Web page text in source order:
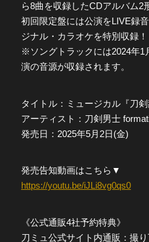
ディスコグラ
ら8曲を収録したCDアルバム2
初回限定盤には公演をLIVE録
ジナル・カラオケを特別収録！
※ソングトラックには2024年1
演の音源が収録されます。
タイトル：ミュージカル『刀
アーティスト：刀剣男士
発売日：2025年5月2日(金)
発売告知動画はこちら▼
https://youtu.be/iJLi8vg0qs0
《公式通販4社予約特典》
刀ミュ公式サイト内通販：撮